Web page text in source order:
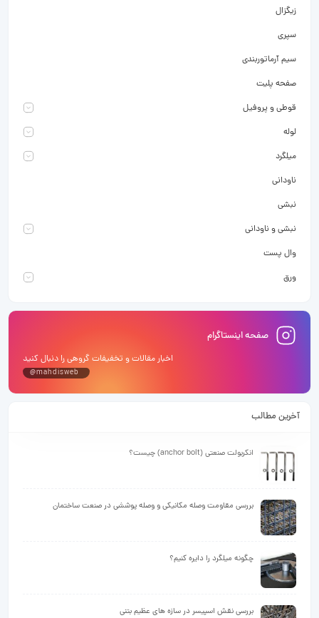
زیگزال
سپری
سیم آرماتوربندی
صفحه پلیت
قوطی و پروفیل
لوله
میلگرد
ناودانی
نبشی
نبشی و ناودانی
وال پست
ورق
صفحه اینستاگرام
اخبار مقالات و تخفیفات گروهی را دنبال کنید
@mahdisweb
آخرین مطالب
انکربولت صنعتی (anchor bolt) چیست؟
بررسی مقاومت وصله مکانیکی و وصله پوششی در صنعت ساختمان
چگونه میلگرد را دایره کنیم؟
بررسی نقش اسپیسر در سازه های عظیم بتنی